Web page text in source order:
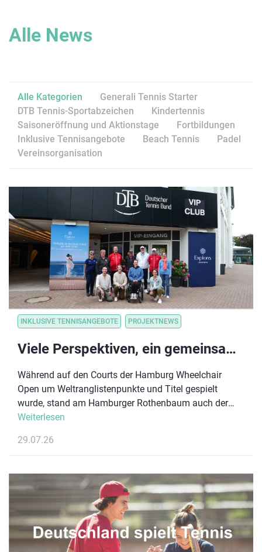
Alle News
Alle Kategorien
Generali Tennis Starter
DTB Tennis-Sportabzeichen
Kindertennis
Saisoneröffnung und Aktionstage
Fortbildungen
Inklusive Tennisangebote
Beach Tennis
Padel
Vereinsorganisation
INKLUSIVE TENNISANGEBOTE PROJEKTNEWS
Viele Perspektiven, ein gemeinsames Ziel: Para-Tennis-Disziplinen im Austausch
Während auf den Courts der Hamburg Wheelchair
Open um Weltranglistenpunkte und Titel gespielt
wurde, stand am Hamburger Rothenbaum auch der
Austausch über die Zukunft des inklusiven
Rollstuhl-Damentennisturniers Deutschlands lud der
verschiedener Para-Tennis-Disziplinen zu einem
Runden Tisch der Inklusion ein.
Weiterlesen
29.07.26